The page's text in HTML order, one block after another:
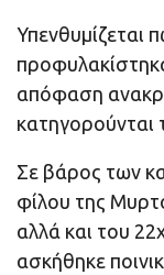
Υπενθυμίζεται
απόφαση
Σε βάρος των
φίλου της
αλλά και του
ασκήθηκε